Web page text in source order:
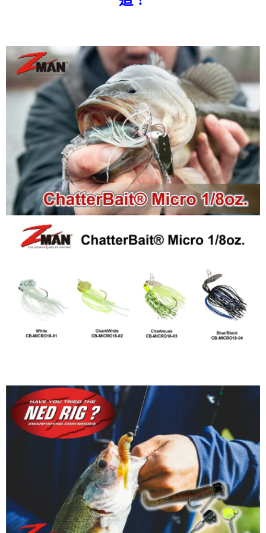
2.透過簡訊連結打開帳單後，可選擇「超商條碼／台灣大直營門市／銀行轉
帳／街口支付／iPASS MONEY」等通路繳費。
【注意事項】
1.本服務係由「台灣大哥大股份有限公司」（以下簡稱本公司）所提供，讓
用戶於交易時，得透過本服務購買商品或服務，並由商店將買賣／分期付款
買賣價金債權讓與本公司後，依約使用本公司帳單繳交帳款。
2.基於同意付款使用「大哥付你分期」之契約關係目的，商店將以您的個人
資料（包含姓名、電話或地址）提供予台灣大哥大進項蒐集、處理及利用，
由本公司與您本人進行分期帳單所需資料之確認、核對及更正。
3.完整用戶服務條款，請詳閱以下連結：https://oppay.tw/userRule
２．便利：只要手機號碼，簡訊認證，即可結帳。
１．於結帳方式選擇「AFTEE先享後付」後，將跳轉至「AFTEE先享後付」
結帳頁面，進行簡訊認證並確認金額後，即可完成結帳。
２．訂單成立數日內，您將收到繳費通知簡訊。
３．收到繳費通知簡訊後14天內，點擊此簡訊中的連結，可透過四大超商／
ATM／網路銀行／等多元方式進行付款，方視為交易完成。
※ 請注意：結帳手續完成當下不需立刻繳費，但若您需要取消訂單，請聯絡
購買商品的店家。未經商家同意取消之訂單仍視為有效，需透過AFTEE先享
後付繳納相關費用。
※ 交易是否成功請以「AFTEE先享後付 」之結帳頁面顯示為準，若有關於
是否繳費成功／繳費後需取消欲退款等相關疑問，請聯繫「AFTEE先享後付
客戶支援中心」https://netprotections.freshdesk.com/support/home
【注意事項】
１．透過由恩沛科技股份有限公司提供之「AFTEE先享後付」服務完成之交
易，需依本服務之必要範圍內提供個人資料，並將交易相關給付款項請求債
權轉讓予恩沛科技股份有限公司。
２．關於個人資料處理事宜，請瀏覽以下網址：
https://aftee.tw/terms/#terms3
３．未成年的使用者請事先徵得法定代理人或監護人之同意方可使用
「AFTEE先享後付」，若未經同意申辦者引起之損失，本公司不負相關責
４．使用「AFTEE先享後付」時，將依據個別帳號之用戶狀況，依本公司即
時審查核予不同之上限額度；若仍有額度不足之情形，本公司將視審查結果
請求用戶進行身份認證。
５．嚴禁一人註冊多個帳號或使用他人資訊註冊。若發現惡意使用之情形，
恩沛科技股份有限公司將有權停止該用戶之使用額度並採取法律行動。
每筆NT$60，滿NT$1,200(含以上)免運費
付款後全家取貨
每筆NT$60，滿NT$1,200(含以上)免運費
7-11取貨付款
每筆NT$60，滿NT$1,200(含以上)免運費
付款後7-11取貨
每筆NT$60，滿NT$1,200(含以上)免運費
一般宅配（門市自取請勿下單，請聯繫客服）
每筆NT$100，滿NT$2,000(含以上)免運費
離島一般宅配
每筆NT$200，滿NT$2,000(含以上)免運費
每筆NT$200，滿NT$3,000(含以上)免運費
國家/地區配送(**下單前請私訊客服確認實際運費(運費另
查看運費